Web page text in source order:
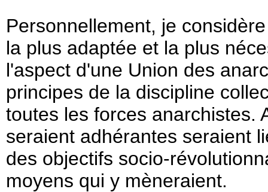
Personnellement, je
la plus adaptée et la plus
l'aspect d'une Union des
principes de la discipline
toutes les forces anarchistes.
seraient adhérantes seraient
des objectifs socio-
moyens qui y mèneraient.